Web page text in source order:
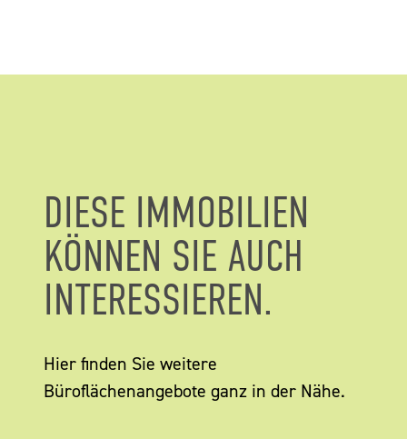
DIESE IMMOBILIEN
KÖNNEN SIE AUCH
INTERESSIEREN.
Hier finden Sie weitere
Büroflächenangebote ganz in der Nähe.